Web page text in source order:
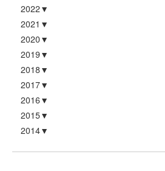
2022
2021
2020
2019
2018
2017
2016
2015
2014